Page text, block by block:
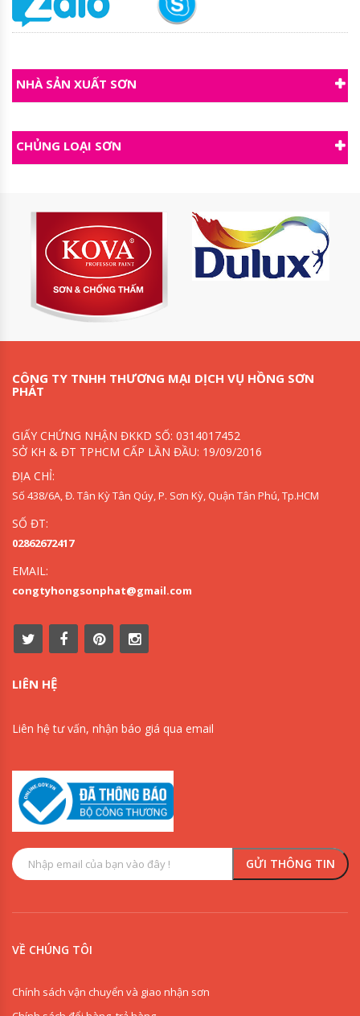
NHÀ SẢN XUẤT SƠN
CHỦNG LOẠI SƠN
CÔNG TY TNHH THƯƠNG MẠI DỊCH VỤ HỒNG SƠN
PHÁT
GIẤY CHỨNG NHẬN ĐKKD SỐ: 0314017452
SỞ KH & ĐT TPHCM CẤP LẦN ĐẦU: 19/09/2016
ĐỊA CHỈ:
Số 438/6A, Đ. Tân Kỳ Tân Qúy, P. Sơn Kỳ, Quận Tân Phú, Tp.HCM
SỐ ĐT:
02862672417
EMAIL:
congtyhongsonphat@gmail.com
LIÊN HỆ
Liên hệ tư vấn, nhận báo giá qua email
VỀ CHÚNG TÔI
Chính sách vận chuyển và giao nhận sơn